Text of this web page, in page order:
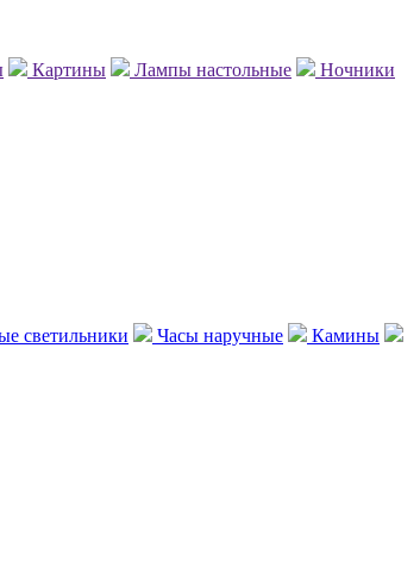
Картины Лампы настольные
Ночники
светильники Часы наручные
Камины